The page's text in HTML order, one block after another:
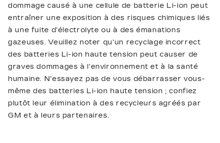
dommage causé à une cellule de batterie Li-ion peut
entraîner une exposition à des risques chimiques liés
à une fuite d'électrolyte ou à des émanations
gazeuses. Veuillez noter qu'un recyclage incorrect
des batteries Li-ion haute tension peut causer de
graves dommages à l'environnement et à la santé
humaine. N'essayez pas de vous débarrasser vous-
même des batteries Li-ion haute tension ; confiez
plutôt leur élimination à des recycleurs agréés par
GM et à leurs partenaires.